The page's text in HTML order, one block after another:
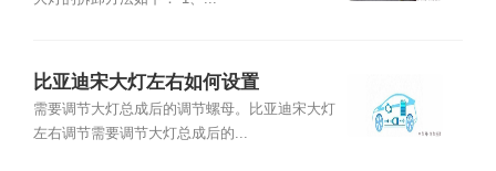
比亚迪宋大灯左右如何设置
需要调节大灯总成后的调节螺母。比亚迪宋大灯
左右调节需要调节大灯总成后的...